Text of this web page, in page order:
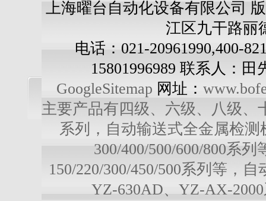
上海曜台自动化设备有限公司
江区九干路丽
电话：021-20961990,400-
15801996989 联系人：田
GoogleSitemap 网址：
主要产品有四级、六级、八级、
系列，自动输送式全金属检测
300/400/500/600/800系
150/220/300/450/500系列等，
YZ-630AD、YZ-AX-